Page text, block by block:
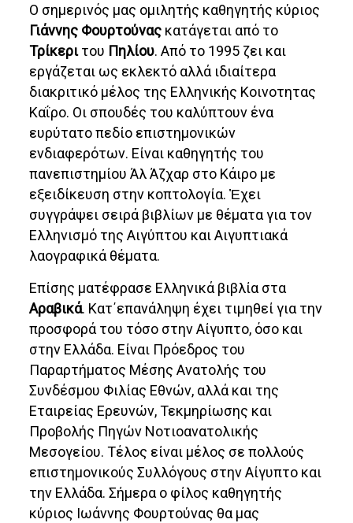
Ο σημερινός μας ομιλητής καθηγητής κύριος
Γιάννης Φουρτούνας κατάγεται από το
Τρίκεριτου Πηλίου. Από το 1995 ζει και
εργάζεται ως εκλεκτό αλλά ιδιαίτερα
διακριτικό μέλος της Ελληνικής Κοινοτητας
Καΐρο. Οι σπουδές του καλύπτουν ένα
ευρύτατο πεδίο επιστημονικών
ενδιαφερότων. Είναι καθηγητής του
πανεπιστημίου Άλ Άζχαρ στο Κάιρο με
εξειδίκευση στην κοπτολογία. Ἐχει
συγγράψει σειρά βιβλίων με θέματα για τον
Ελληνισμό της Αιγύπτου και Αιγυπτιακά
λαογραφικά θέματα.
Επίσης ματέφρασε Ελληνικά βιβλία στα
Αραβικά. Κατ΄επανάληψη έχει τιμηθεί για την
προσφορά του τόσο στην Αίγυπτο, όσο και
στην Ελλάδα. Είναι Πρόεδρος του
Παραρτήματος Μέσης Ανατολής του
Συνδέσμου Φιλίας Εθνών, αλλά και της
Εταιρείας Ερευνών, Τεκμηρίωσης και
Προβολής Πηγών Νοτιοανατολικής
Μεσογείου. Τέλος είναι μέλος σε πολλούς
επιστημονικούς Συλλόγους στην Αίγυπτο και
την Ελλάδα. Σήμερα ο φίλος καθηγητής
κύριος Ιωάννης Φουρτούνας θα μας